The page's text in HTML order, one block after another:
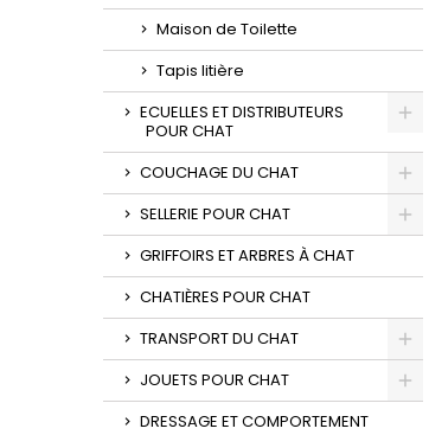
Maison de Toilette
Tapis litière
ECUELLES ET DISTRIBUTEURS
POUR CHAT
COUCHAGE DU CHAT
SELLERIE POUR CHAT
GRIFFOIRS ET ARBRES À CHAT
CHATIÈRES POUR CHAT
TRANSPORT DU CHAT
JOUETS POUR CHAT
DRESSAGE ET COMPORTEMENT